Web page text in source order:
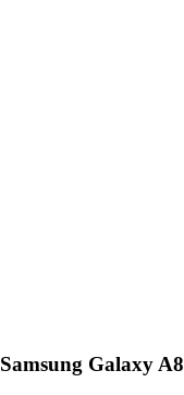
Samsung Galaxy A8